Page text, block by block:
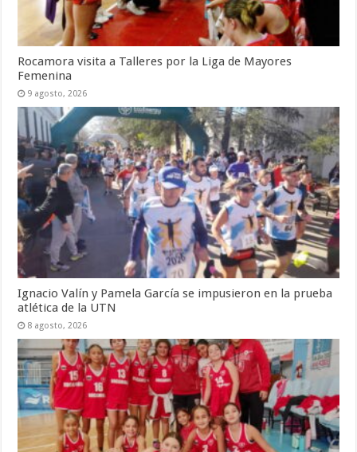
Rocamora visita a Talleres por la Liga de Mayores
Femenina
9 agosto, 2026
Ignacio Valín y Pamela García se impusieron en la prueba
atlética de la UTN
8 agosto, 2026